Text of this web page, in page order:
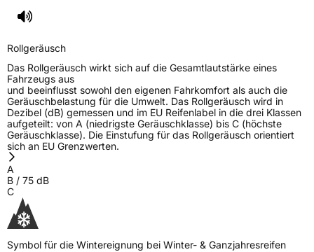
Rollgeräusch
Das Rollgeräusch wirkt sich auf die Gesamtlautstärke eines
Fahrzeugs aus
und beeinflusst sowohl den eigenen Fahrkomfort als auch die
Geräuschbelastung für die Umwelt. Das Rollgeräusch wird in
Dezibel (dB) gemessen und im EU Reifenlabel in die drei Klassen
aufgeteilt: von A (niedrigste Geräuschklasse) bis C (höchste
Geräuschklasse). Die Einstufung für das Rollgeräusch orientiert
sich an EU Grenzwerten.
A
B / 75 dB
C
Symbol für die Wintereignung bei Winter- & Ganzjahresreifen